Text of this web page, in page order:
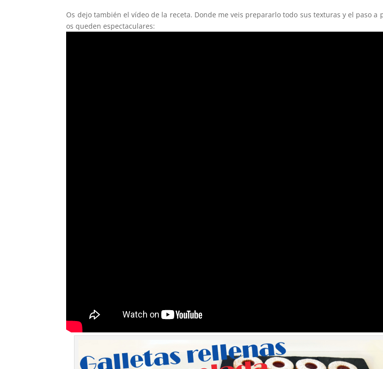
Os dejo también el vídeo de la receta. Donde me veis prepararlo todo sus texturas y el paso a
os queden espectaculares: